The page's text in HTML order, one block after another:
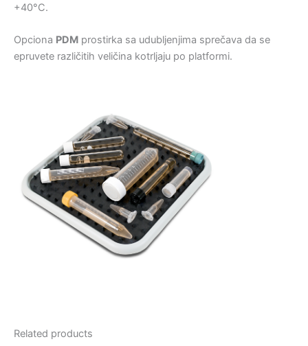
+40°C.
Opciona PDM prostirka sa udubljenjima sprečava da se
epruvete različitih veličina kotrljaju po platformi.
Related products